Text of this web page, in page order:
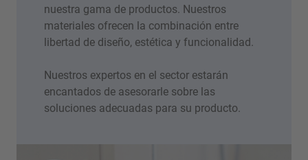
nuestra gama de productos. Nuestros
materiales ofrecen la combinación entre
libertad de diseño, estética y funcionalidad.
Nuestros expertos en el sector estarán
encantados de asesorarle sobre las
soluciones adecuadas para su producto.